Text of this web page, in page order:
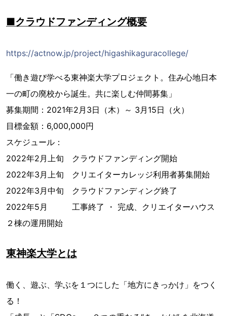
■クラウドファンディング概要
https://actnow.jp/project/higashikaguracollege/
「働き遊び学べる東神楽大学プロジェクト。住み心地日本
一の町の廃校から誕生。共に楽しむ仲間募集」
募集期間：2021年2月3日（木）～ 3月15日（火）
目標金額：6,000,000円
スケジュール：
2022年2月上旬 クラウドファンディング開始
2022年3月上旬 クリエイターカレッジ利用者募集開始
2022年3月中旬 クラウドファンディング終了
2022年5月 工事終了 ・ 完成、クリエイターハウス
２棟の運用開始
東神楽大学とは
働く、遊ぶ、学ぶを１つにした「地方にきっかけ」をつく
る！